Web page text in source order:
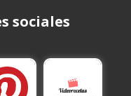
sociales